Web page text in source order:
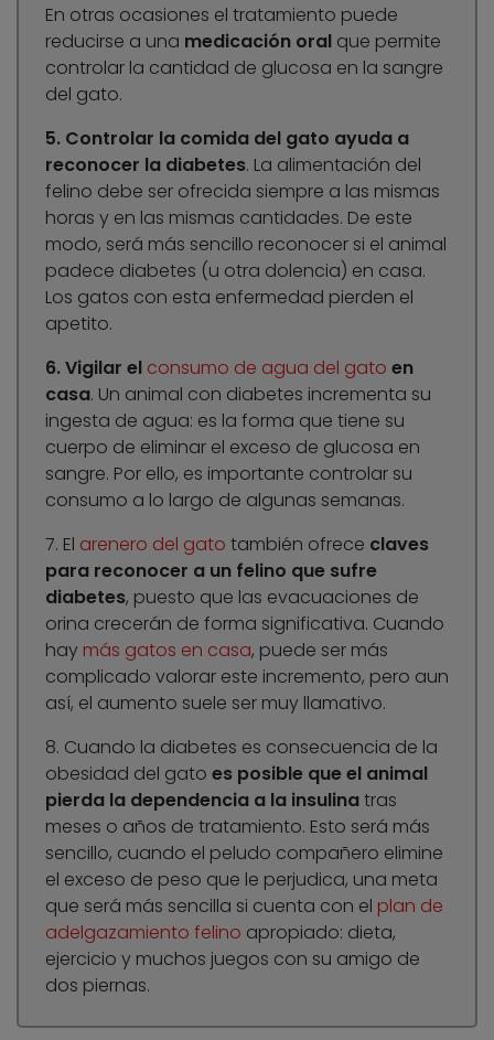
En otras ocasiones el tratamiento puede
reducirse a una medicación oral que permite
controlar la cantidad de glucosa en la sangre
del gato.
5. Controlar la comida del gato ayuda a
reconocer la diabetes. La alimentación del
felino debe ser ofrecida siempre a las mismas
horas y en las mismas cantidades. De este
modo, será más sencillo reconocer si el animal
padece diabetes (u otra dolencia) en casa.
Los gatos con esta enfermedad pierden el
apetito.
6. Vigilar el consumo de agua del gato en
casa. Un animal con diabetes incrementa su
ingesta de agua: es la forma que tiene su
cuerpo de eliminar el exceso de glucosa en
sangre. Por ello, es importante controlar su
consumo a lo largo de algunas semanas.
7. El arenero del gato también ofrece claves
para reconocer a un felino que sufre
diabetes, puesto que las evacuaciones de
orina crecerán de forma significativa. Cuando
hay más gatos en casa, puede ser más
complicado valorar este incremento, pero aun
así, el aumento suele ser muy llamativo.
8. Cuando la diabetes es consecuencia de la
obesidad del gato es posible que el animal
pierda la dependencia a la insulinatras
meses o años de tratamiento. Esto será más
sencillo, cuando el peludo compañero elimine
el exceso de peso que le perjudica, una meta
que será más sencilla si cuenta con el plan de
adelgazamiento felino apropiado: dieta,
ejercicio y muchos juegos con su amigo de
dos piernas.